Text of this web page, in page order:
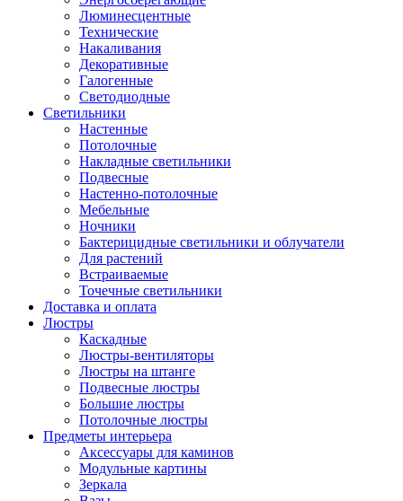
Люминесцентные
Технические
Накаливания
Декоративные
Галогенные
Светодиодные
Светильники
Настенные
Потолочные
Накладные светильники
Подвесные
Настенно-потолочные
Мебельные
Ночники
Бактерицидные светильники и облучатели
Для растений
Встраиваемые
Точечные светильники
Доставка и оплата
Люстры
Каскадные
Люстры-вентиляторы
Люстры на штанге
Подвесные люстры
Большие люстры
Потолочные люстры
Предметы интерьера
Аксессуары для каминов
Модульные картины
Зеркала